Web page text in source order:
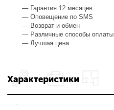
— Гарантия 12 месяцев
— Оповещение по SMS
— Возврат и обмен
— Различные способы оплаты
— Лучшая цена
Характеристики